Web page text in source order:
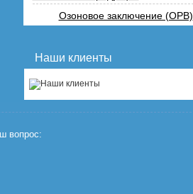
Озоновое заключение (ОРВ)
Наши клиенты
вопрос: